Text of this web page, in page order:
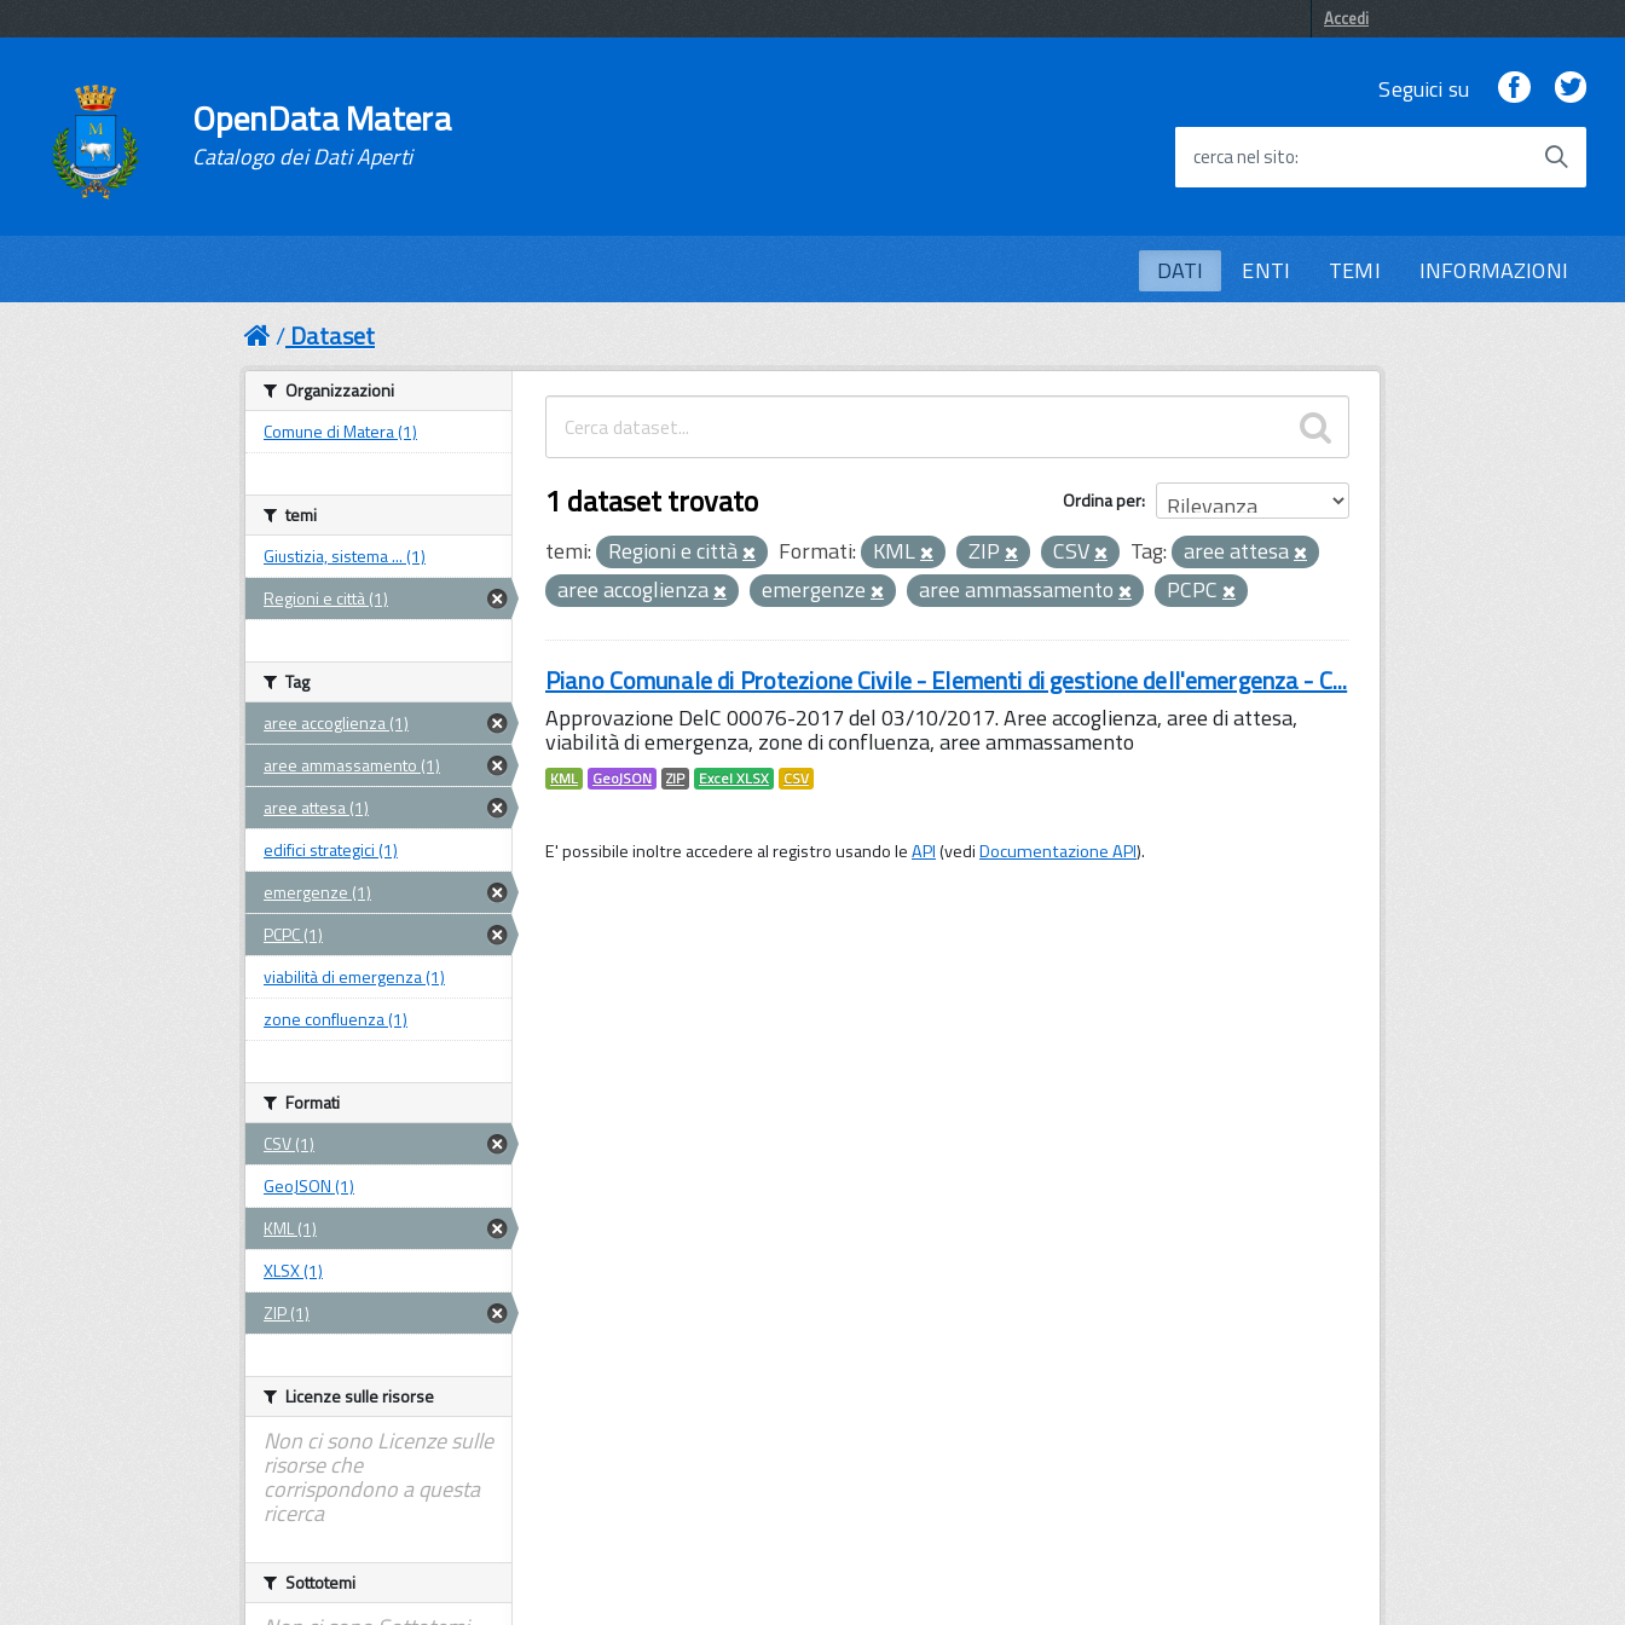
Accedi
OpenData Matera
Catalogo dei Dati Aperti
Seguici su Facebook
cerca nel sito
DATI ENTI TEMI INFORMAZIONI
Dataset
Ordina per
1 dataset trovato
temi: Regioni e città Formati: KML ZIP CSV Tag: aree attesa
aree accoglienza
emergenze aree ammassamento PCPC
Piano Comunale di Protezione Civile - Elementi di gestione dell'emergenza - C...
Approvazione DelC 00076-2017 del 03/10/2017. Aree accoglienza, aree di attesa,
viabilità di emergenza, zone di confluenza, aree ammassamento
KML GeoJSON ZIP Excel XLSX CSV
E' possibile inoltre accedere al registro usando leAPI(vediDocumentazione API).
Organizzazioni
Comune di Matera (1)
temi
Giustizia, sistema ... (1)
Regioni e città (1)
Tag
aree accoglienza (1)
aree ammassamento (1)
aree attesa (1)
edifici strategici (1)
emergenze (1)
PCPC (1)
viabilità di emergenza (1)
zone confluenza (1)
Formati
CSV (1)
GeoJSON (1)
KML (1)
XLSX (1)
ZIP (1)
Licenze sulle risorse
Non ci sono Licenze sulle
risorse che
corrispondono a questa
ricerca
Sottotemi